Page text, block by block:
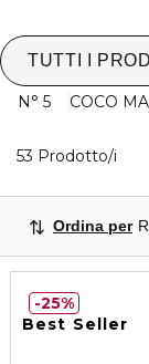
TUTTI I
N° 5 COCO
53 Prodotto/i
Ordina per
Best Seller
25%